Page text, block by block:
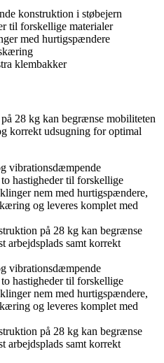
konstruktion i støbejern
til forskellige materialer
med hurtigspændere
klembakker
28 kg kan begrænse mobiliteten
korrekt udsugning for optimal
vibrationsdæmpende
hastigheder til forskellige
nem med hurtigspændere,
og leveres komplet med
på 28 kg kan begrænse
arbejdsplads samt korrekt
vibrationsdæmpende
hastigheder til forskellige
nem med hurtigspændere,
og leveres komplet med
på 28 kg kan begrænse
arbejdsplads samt korrekt